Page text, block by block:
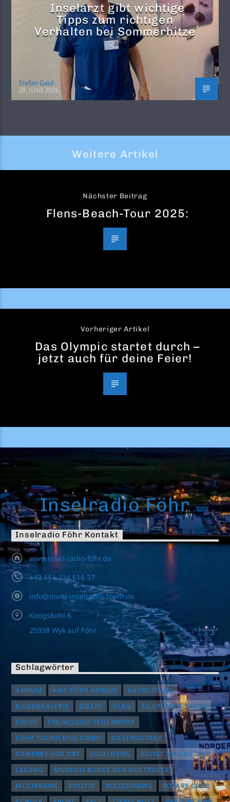
Inselarzt gibt wichtige
Tipps zum richtigen
Verhalten bei Sommerhitze
Stefan Gaul
28. JUNI 2026
Weitere Artikel
Nächster Beitrag
Flens-Beach-Tour 2025:
Vorheriger Artikel
Das Olympic startet durch –
jetzt auch für deine Feier!
Inselradio Föhr
Inselradio Föhr Kontakt
www.insel-radio-föhr.de
+49 151 234 616 37
info@mein-inselradio-foehr.de
Koogskuhl 6
25938 Wyk auf Föhr
Schlagwörter
AMRUM AMT FÖHR AMRUM
AUSBILDUNG
BILDERGALERIE
DGZRS DLRG
EILUN-FEER-SKUUL
EVENT
FREIWILLIGE FEUERWEHR
FÖHR TOURISMUS GMBH
GASTRONOMIE
GEWERBE VOR ORT
INSELNEWS
KUNST UND KULTUR
LESUNG
MUSEUM KUNST DER WESTKÜSTE
MUSIKNEWS
POLITIK POLIZEINEWS
ROTARY CLUB